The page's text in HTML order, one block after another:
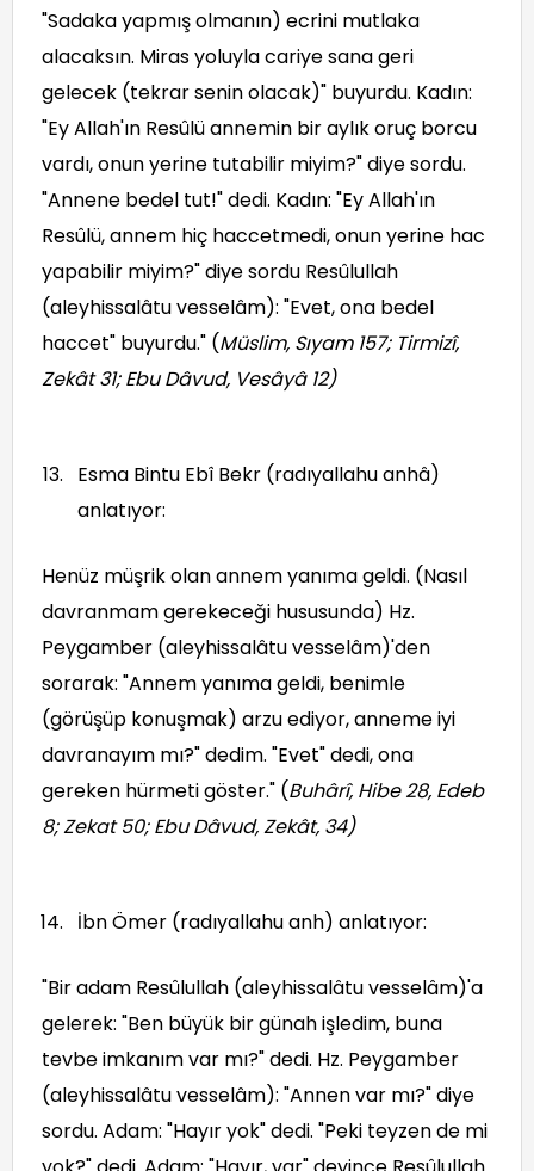
"Sadaka yapmış olmanın) ecrini mutlaka
alacaksın. Miras yoluyla cariye sana geri
gelecek (tekrar senin olacak)" buyurdu. Kadın:
"Ey Allah'ın Resûlü annemin bir aylık oruç borcu
vardı, onun yerine tutabilir miyim?" diye sordu.
"Annene bedel tut!" dedi. Kadın: "Ey Allah'ın
Resûlü, annem hiç haccetmedi, onun yerine hac
yapabilir miyim?" diye sordu Resûlullah
(aleyhissalâtu vesselâm): "Evet, ona bedel
haccet" buyurdu." (Müslim, Sıyam 157; Tirmizî,
Zekât 31; Ebu Dâvud, Vesâyâ 12)
Esma Bintu Ebî Bekr (radıyallahu anhâ)
anlatıyor:
Henüz müşrik olan annem yanıma geldi. (Nasıl
davranmam gerekeceği hususunda) Hz.
Peygamber (aleyhissalâtu vesselâm)'den
sorarak: "Annem yanıma geldi, benimle
(görüşüp konuşmak) arzu ediyor, anneme iyi
davranayım mı?" dedim. "Evet" dedi, ona
gereken hürmeti göster." (Buhârî, Hibe 28, Edeb
8; Zekat 50; Ebu Dâvud, Zekât, 34)
İbn Ömer (radıyallahu anh) anlatıyor:
"Bir adam Resûlullah (aleyhissalâtu vesselâm)'a
gelerek: "Ben büyük bir günah işledim, buna
tevbe imkanım var mı?" dedi. Hz. Peygamber
(aleyhissalâtu vesselâm): "Annen var mı?" diye
sordu. Adam: "Hayır yok" dedi. "Peki teyzen de mi